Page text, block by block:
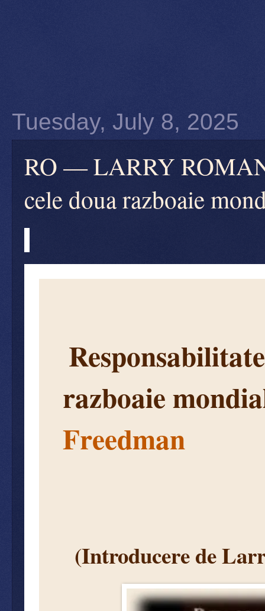
Tuesday, July 8, 2025
RO — LARRY
cele doua razboaie
razboaie
Freedman
(Introducere de